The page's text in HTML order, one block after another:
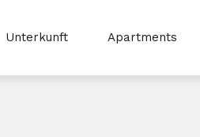
Unterkunft Apartments